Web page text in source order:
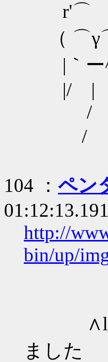
r'⌒
（
|｀ー
|/ |
/
/
104 ： ペン
http://
bin/up/
∧l☆│∧
ました